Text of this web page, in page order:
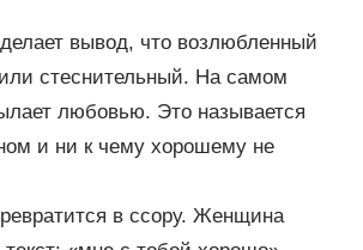
вывод, что возлюбленный
стеснительный. На самом
любовью. Это называется
и ни к чему хорошему не
в ссору. Женщина